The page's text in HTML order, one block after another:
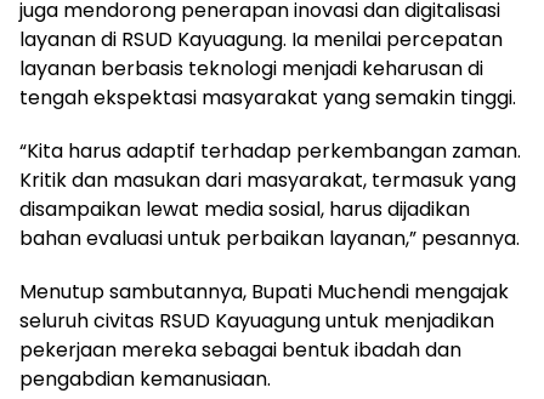
juga mendorong penerapan inovasi dan digitalisasi
layanan di RSUD Kayuagung. Ia menilai percepatan
layanan berbasis teknologi menjadi keharusan di
tengah ekspektasi masyarakat yang semakin tinggi.
“Kita harus adaptif terhadap perkembangan zaman.
Kritik dan masukan dari masyarakat, termasuk yang
disampaikan lewat media sosial, harus dijadikan
bahan evaluasi untuk perbaikan layanan,” pesannya.
Menutup sambutannya, Bupati Muchendi mengajak
seluruh civitas RSUD Kayuagung untuk menjadikan
pekerjaan mereka sebagai bentuk ibadah dan
pengabdian kemanusiaan.